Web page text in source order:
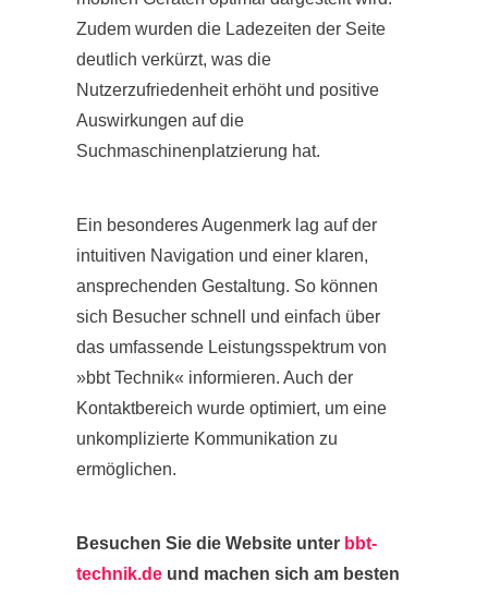
Zudem wurden die Ladezeiten der Seite
deutlich verkürzt, was die
Nutzerzufriedenheit erhöht und positive
Auswirkungen auf die
Suchmaschinenplatzierung hat.
Ein besonderes Augenmerk lag auf der
intuitiven Navigation und einer klaren,
ansprechenden Gestaltung. So können
sich Besucher schnell und einfach über
das umfassende Leistungsspektrum von
»bbt Technik« informieren. Auch der
Kontaktbereich wurde optimiert, um eine
unkomplizierte Kommunikation zu
ermöglichen.
Besuchen Sie die Website unter bbt-
technik.deund machen sich am besten